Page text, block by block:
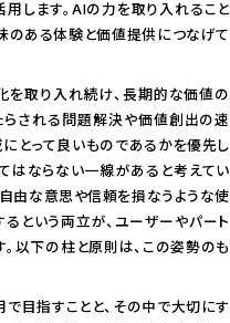
します。AIの力を取り入れること
のある体験と価値提供につなげて
を取り入れ続け、長期的な価値の
らされる問題解決や価値創出の速
とって良いものであるかを優先し
はならない一線があると考えてい
由な意思や信頼を損なうような使
という両立が、ユーザーやパート
以下の柱と原則は、この姿勢のも
目指すことと、その中で大切にす